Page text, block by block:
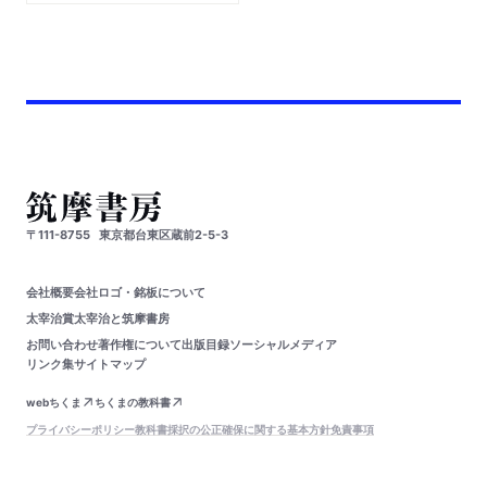
〒111-8755 東京都台東区蔵前2-5-3
会社概要会社ロゴ・銘板について
太宰治賞太宰治と筑摩書房
お問い合わせ著作権について出版目録ソーシャルメディア
リンク集サイトマップ
webちくま
ちくまの教科書
プライバシーポリシー教科書採択の公正確保に関する基本方針免責事項